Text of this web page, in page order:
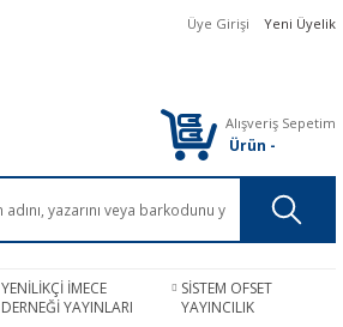
Üye Girişi Yeni Üyelik
Alışveriş Sepetim
Ürün -
YENİLİKÇİ İMECE
DERNEĞİ YAYINLARI
SİSTEM OFSET
YAYINCILIK